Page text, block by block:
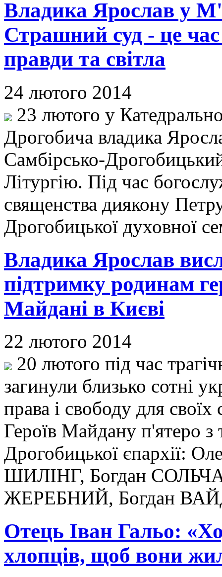
Владика Ярослав у
Страшний суд - це
правди та світла
24 лютого 2014
23 лютого у
Дрогобича владика
Самбірсько-
Літургію. Під час
священства диякону
Дрогобицької духовної
Владика Ярослав
підтримку родинам
Майдані в Києві
22 лютого 2014
20 лютого під час
загинули близько сотні
права і свободу для
Героїв Майдану п'ятеро з
Дрогобицької єпархії:
ШИЛІНГ, Богдан
ЖЕРЕБНИЙ, Богдан
Отець Іван Гальо:
хлопців, щоб вони